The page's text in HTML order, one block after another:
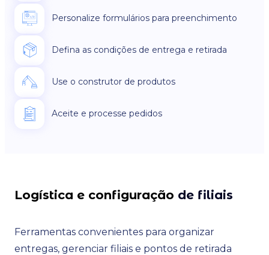
Personalize formulários para preenchimento
Defina as condições de entrega e retirada
Use o construtor de produtos
Aceite e processe pedidos
Logística e configuração de filiais
Ferramentas convenientes para organizar
entregas, gerenciar filiais e pontos de retirada